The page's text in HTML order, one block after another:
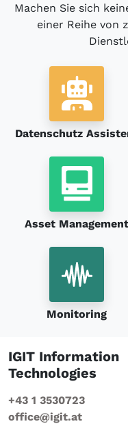
Machen Sie sich
einer Reihe von
Datenschutz
Asset Management
Monitoring
IGIT Information
Technologies
+43 1 3530723
office@igit.at